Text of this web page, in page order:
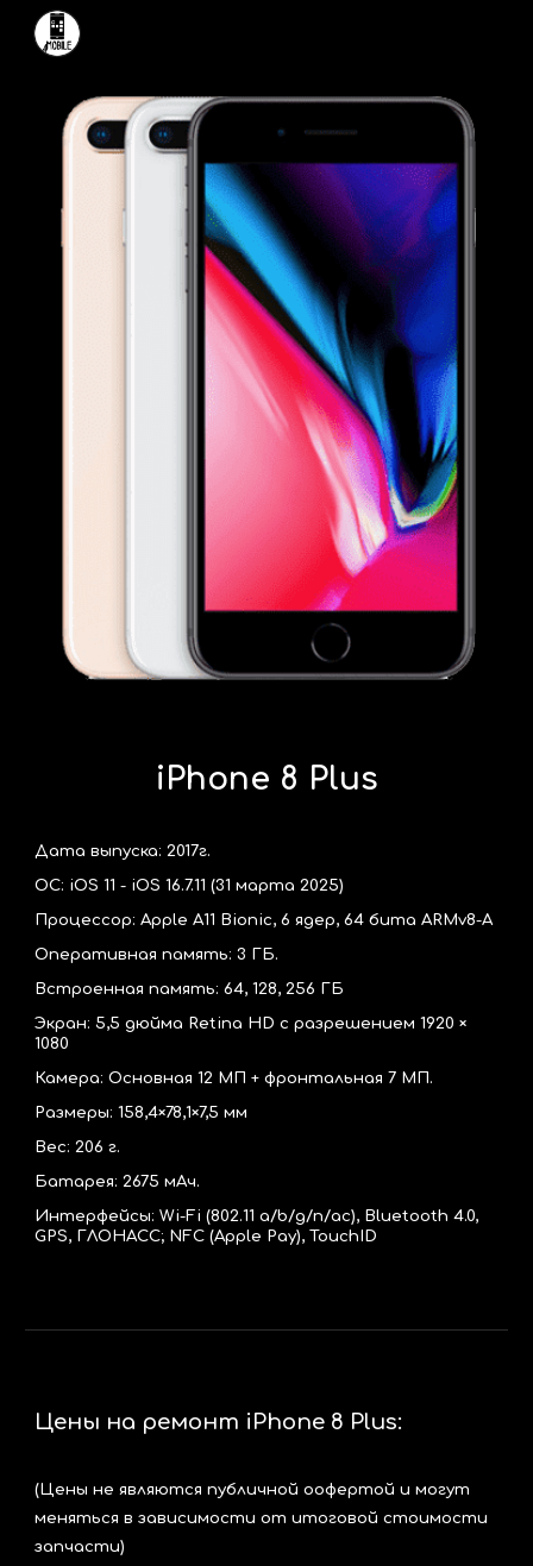
Skip to main content
iPhone 8 Plus
Дата выпуска: 2017г.
ОС: iOS 11 - iOS 16.7.11 (31 марта 2025)
Процессор: Apple A11 Bionic, 6 ядер, 64 бита ARMv8-A
Оперативная память:3 ГБ.
Встроенная память: 64, 128, 256 ГБ
Экран:5,5 дюйма Retina HD с разрешением 1920 ×
1080
Камера: Основная 12 МП + фронтальная 7 МП.
Размеры:158,4×78,1×7,5 мм
Вес:206 г.
Батарея:2675 мАч.
Интерфейсы: Wi-Fi (802.11 a/b/g/n/ac), Bluetooth 4.0,
GPS, ГЛОНАСС; NFC (Apple Pay), TouchID
Цены на ремонт iPhone 8 Plus:
(Цены не являются публичной оофертой и могут
меняться в зависимости от итоговой стоимости
запчасти)